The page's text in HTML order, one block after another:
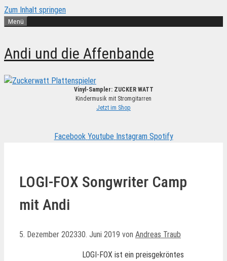
Zum Inhalt springen
Menü
Andi und die Affenbande
Vinyl-Sampler: ZUCKER WATT
Kindermusik mit Stromgitarren
Jetzt im Shop
Facebook Youtube Instagram Spotify
LOGI-FOX Songwriter Camp
mit Andi
5. Dezember 202330. Juni 2019 von Andreas Traub
LOGI-FOX ist ein preisgekröntes